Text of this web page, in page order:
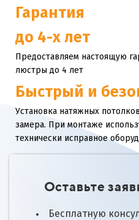
Гарантия
до 4-х лет
Предоставляем настоящую
люстры до 4 лет
Быстрый и
Установка натяжных
замера. При монтаже
технически исправное
Оставьте
Бесплатную